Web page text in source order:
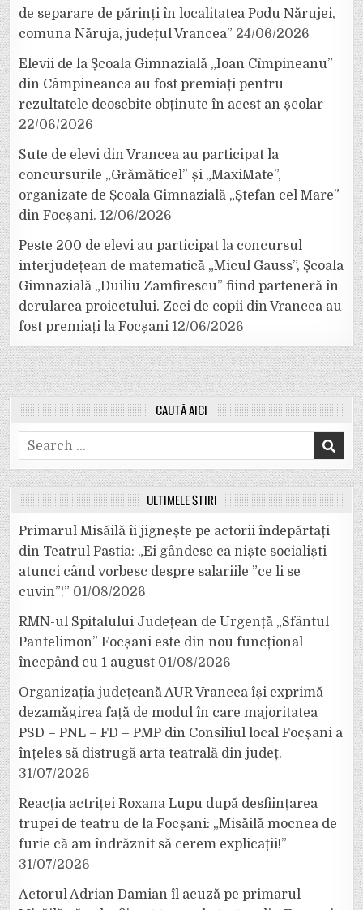
de separare de părinți în localitatea Podu Nărujei,
comuna Năruja, județul Vrancea” 24/06/2026
Elevii de la Școala Gimnazială „Ioan Cîmpineanu”
din Câmpineanca au fost premiați pentru
rezultatele deosebite obținute în acest an școlar
22/06/2026
Sute de elevi din Vrancea au participat la
concursurile „Grămăticel” și „MaxiMate”,
organizate de Școala Gimnazială „Ștefan cel Mare”
din Focșani. 12/06/2026
Peste 200 de elevi au participat la concursul
interjudețean de matematică „Micul Gauss”, Școala
Gimnazială „Duiliu Zamfirescu” fiind parteneră în
derularea proiectului. Zeci de copii din Vrancea au
fost premiați la Focșani 12/06/2026
CAUTĂ AICI
Search
for:
ULTIMELE ȘTIRI
Primarul Misăilă îi jignește pe actorii îndepărtați
din Teatrul Pastia: „Ei gândesc ca niște socialiști
atunci când vorbesc despre salariile ”ce li se
cuvin”!” 01/08/2026
RMN-ul Spitalului Județean de Urgență „Sfântul
Pantelimon” Focșani este din nou funcțional
începând cu 1 august 01/08/2026
Organizația județeană AUR Vrancea își exprimă
dezamăgirea față de modul în care majoritatea
PSD – PNL – FD – PMP din Consiliul local Focșani a
înțeles să distrugă arta teatrală din județ.
31/07/2026
Reacția actriței Roxana Lupu după desființarea
trupei de teatru de la Focșani: „Misăilă mocnea de
furie că am îndrăznit să cerem explicații!”
31/07/2026
Actorul Adrian Damian îl acuză pe primarul